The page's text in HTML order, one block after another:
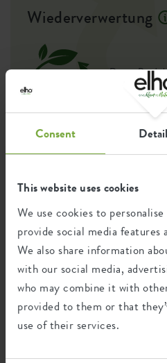
Consent
This website uses cookies
We use cookies to
provide social media
We also share information
with our social media,
who may combine it with
provided to them or that
use of their services.
Wiederverwertung
Dieses
Post-
Post-
Zertifikate